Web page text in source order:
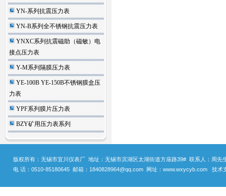
YN-系列抗震压力表
YN-B系列全不锈钢抗震压力表
YNXC系列抗震磁助（磁敏）电
接点压力表
Y-M系列隔膜压力表
YE-100B YE-150B不锈钢膜盒压
力表
YPF系列膜片压力表
BZY矿用压力表系列
版权所有：无锡市宜川仪表厂 地址：无锡市滨湖区太湖街道方庙路39# 联系人：周先
电 话：0510-85180645 邮箱：1840828964@qq.com 网址：www.wxycyb.com 技术